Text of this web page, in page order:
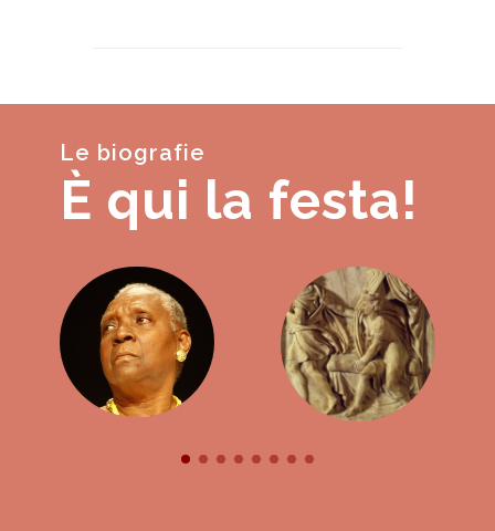
Le biografie
È qui la festa!